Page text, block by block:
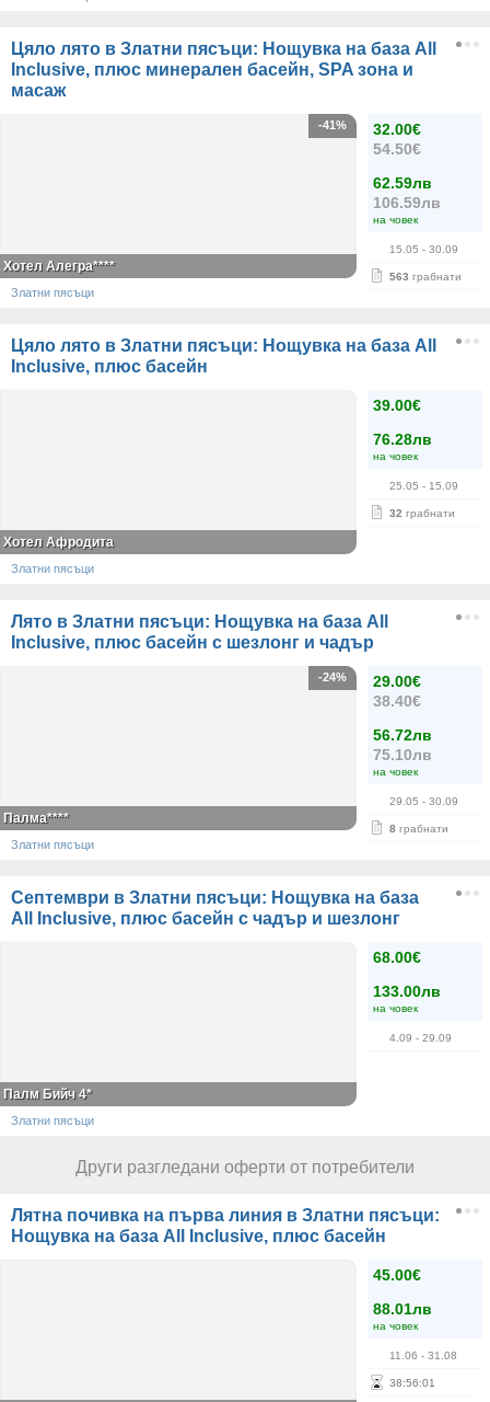
Цяло лято в Златни пясъци: Нощувка на база All
Inclusive, плюс минерален басейн, SPA зона и
масаж
32.00€
54.50€
62.59лв
106.59лв
на човек
15.05 - 30.09
563 грабнати
-41%
Хотел Алегра****
Златни пясъци
Цяло лято в Златни пясъци: Нощувка на база All
Inclusive, плюс басейн
39.00€
76.28лв
на човек
25.05 - 15.09
32 грабнати
Хотел Афродита
Златни пясъци
Лято в Златни пясъци: Нощувка на база All
Inclusive, плюс басейн с шезлонг и чадър
29.00€
38.40€
56.72лв
75.10лв
на човек
29.05 - 30.09
8 грабнати
-24%
Палма****
Златни пясъци
Септември в Златни пясъци: Нощувка на база
All Inclusive, плюс басейн с чадър и шезлонг
68.00€
133.00лв
на човек
4.09 - 29.09
Палм Бийч 4*
Златни пясъци
Други разгледани оферти от потребители
Лятна почивка на първа линия в Златни пясъци:
Нощувка на база All Inclusive, плюс басейн
45.00€
88.01лв
на човек
11.06 - 31.08
38:56:01